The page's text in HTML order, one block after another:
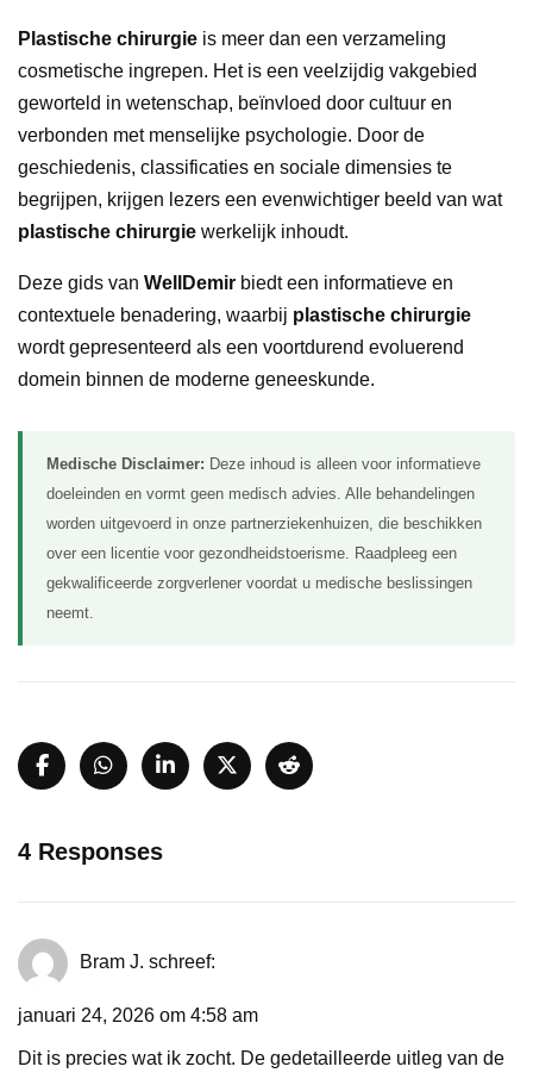
Plastische chirurgie is meer dan een verzameling
cosmetische ingrepen. Het is een veelzijdig vakgebied
geworteld in wetenschap, beïnvloed door cultuur en
verbonden met menselijke psychologie. Door de
geschiedenis, classificaties en sociale dimensies te
begrijpen, krijgen lezers een evenwichtiger beeld van wat
plastische chirurgie werkelijk inhoudt.
Deze gids van WellDemir biedt een informatieve en
contextuele benadering, waarbij plastische chirurgie
wordt gepresenteerd als een voortdurend evoluerend
domein binnen de moderne geneeskunde.
Medische Disclaimer: Deze inhoud is alleen voor informatieve
doeleinden en vormt geen medisch advies. Alle behandelingen
worden uitgevoerd in onze partnerziekenhuizen, die beschikken
over een licentie voor gezondheidstoerisme. Raadpleeg een
gekwalificeerde zorgverlener voordat u medische beslissingen
neemt.
4 Responses
Bram J. schreef:
januari 24, 2026 om 4:58 am
Dit is precies wat ik zocht. De gedetailleerde uitleg van de